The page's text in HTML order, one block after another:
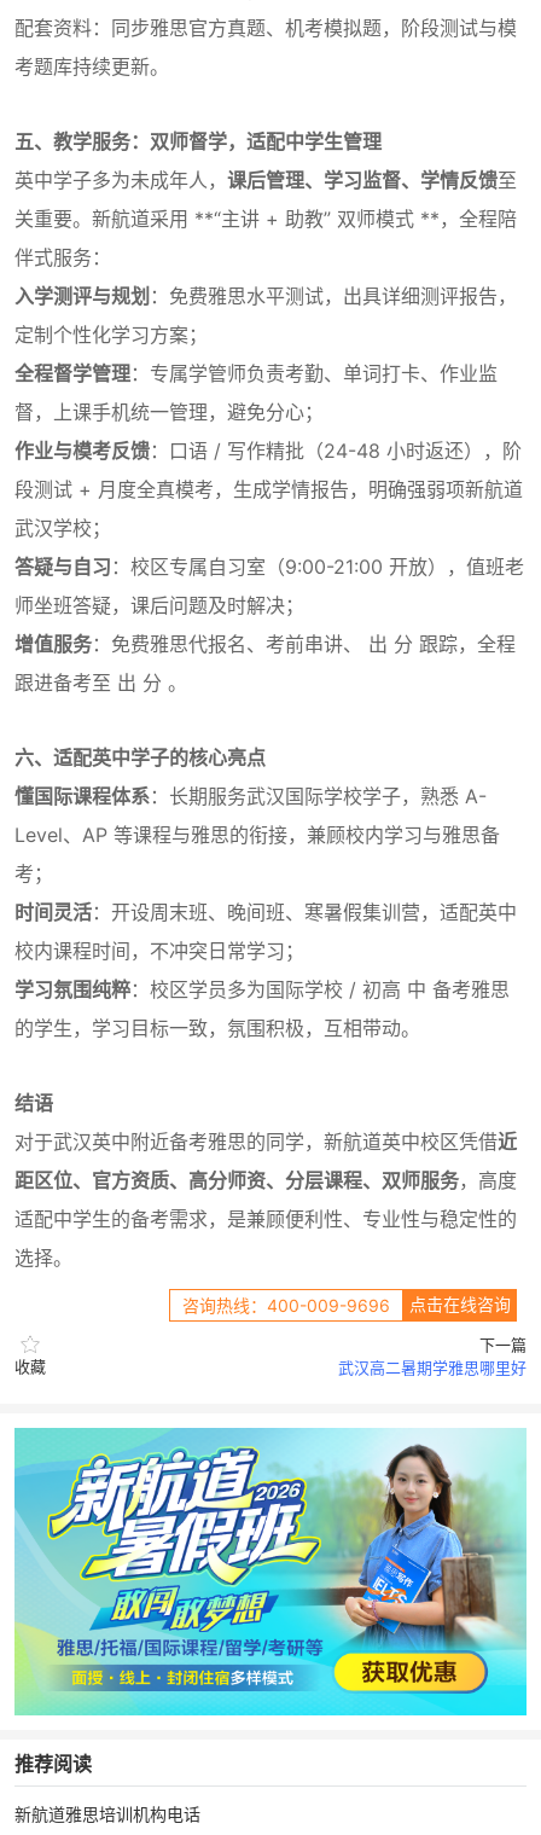
配套资料：同步雅思官方真题、机考模拟题，阶段测试与模
考题库持续更新。
五、教学服务：双师督学，适配中学生管理
英中学子多为未成年人， 课后管理、学习监督、学情反馈至
关重要。新航道采用 **“主讲 + 助教” 双师模式 **，全程陪
伴式服务：
入学测评与规划 ：免费雅思水平测试，出具详细测评报告，
定制个性化学习方案；
全程督学管理：专属学管师负责考勤、单词打卡、作业监
督，上课手机统一管理，避免分心；
作业与模考反馈：口语 / 写作精批（24-48 小时返还），阶
段测试 + 月度全真模考，生成学情报告，明确强弱项新航道
武汉学校；
答疑与自习 ：校区专属自习室（9:00-21:00 开放），值班老
师坐班答疑，课后问题及时解决；
增值服务：免费雅思代报名、考前串讲、 出 分 跟踪，全程
跟进备考至 出 分 。
六、适配英中学子的核心亮点
懂国际课程体系：长期服务武汉国际学校学子，熟悉 A-
Level、AP 等课程与雅思的衔接，兼顾校内学习与雅思备
考；
时间灵活：开设周末班、晚间班、寒暑假集训营，适配英中
校内课程时间，不冲突日常学习；
学习氛围纯粹：校区学员多为国际学校 / 初高 中 备考雅思
的学生，学习目标一致，氛围积极，互相带动。
结语
对于武汉英中附近备考雅思的同学，新航道英中校区凭借近
距区位、官方资质、高分师资、分层课程、双师服务，高度
适配中学生的备考需求，是兼顾便利性、专业性与稳定性的
选择。
咨询热线：400-009-9696 点击在线咨询
收藏
下一篇
武汉高二暑期学雅思哪里好
推荐阅读
新航道雅思培训机构电话